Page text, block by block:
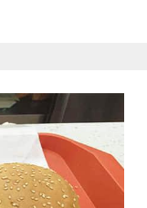
业者拥有更多信息。创